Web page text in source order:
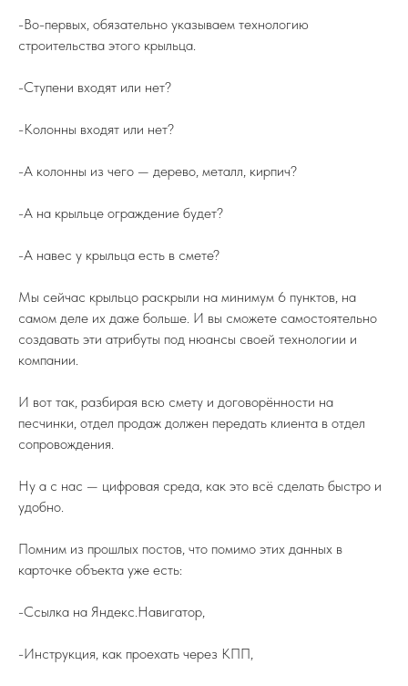
-Во-первых, обязательно указываем технологию
строительства этого крыльца.
-Ступени входят или нет?
-Колонны входят или нет?
-А колонны из чего — дерево, металл, кирпич?
-А на крыльце ограждение будет?
-А навес у крыльца есть в смете?
Мы сейчас крыльцо раскрыли на минимум 6 пунктов, на
самом деле их даже больше. И вы сможете самостоятельно
создавать эти атрибуты под нюансы своей технологии и
компании.
И вот так, разбирая всю смету и договорённости на
песчинки, отдел продаж должен передать клиента в отдел
сопровождения.
Ну а с нас — цифровая среда, как это всё сделать быстро и
удобно.
Помним из прошлых постов, что помимо этих данных в
карточке объекта уже есть:
-Ссылка на Яндекс.Навигатор,
-Инструкция, как проехать через КПП,
На канале вы найдете самую свежую
информацию о всех событиях связанных
с ИЖС.
TELEGRAM